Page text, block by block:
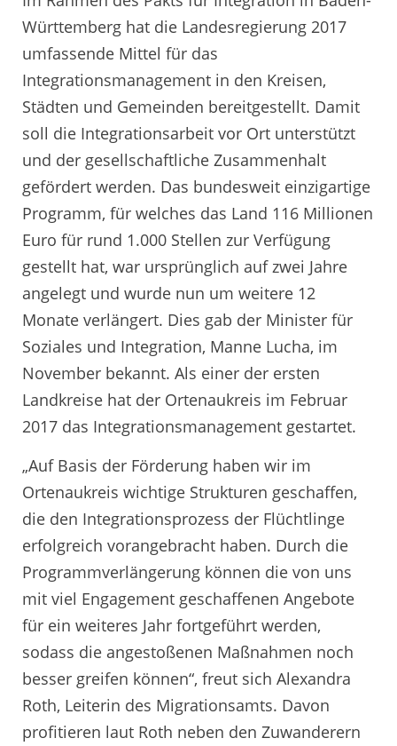
Württemberg hat die Landesregierung 2017
umfassende Mittel für das
Integrationsmanagement in den Kreisen,
Städten und Gemeinden bereitgestellt. Damit
soll die Integrationsarbeit vor Ort unterstützt
und der gesellschaftliche Zusammenhalt
gefördert werden. Das bundesweit einzigartige
Programm, für welches das Land 116 Millionen
Euro für rund 1.000 Stellen zur Verfügung
gestellt hat, war ursprünglich auf zwei Jahre
angelegt und wurde nun um weitere 12
Monate verlängert. Dies gab der Minister für
Soziales und Integration, Manne Lucha, im
November bekannt. Als einer der ersten
Landkreise hat der Ortenaukreis im Februar
2017 das Integrationsmanagement gestartet.
„Auf Basis der Förderung haben wir im
Ortenaukreis wichtige Strukturen geschaffen,
die den Integrationsprozess der Flüchtlinge
erfolgreich vorangebracht haben. Durch die
Programmverlängerung können die von uns
mit viel Engagement geschaffenen Angebote
für ein weiteres Jahr fortgeführt werden,
sodass die angestoßenen Maßnahmen noch
besser greifen können“, freut sich Alexandra
Roth, Leiterin des Migrationsamts. Davon
profitieren laut Roth neben den Zuwanderern